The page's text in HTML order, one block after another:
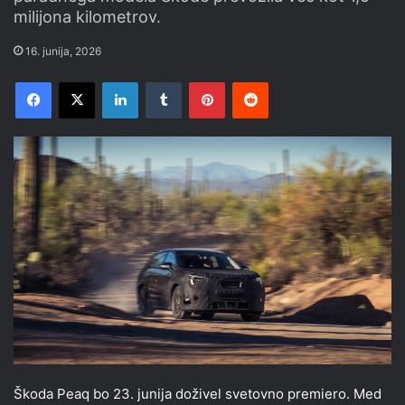
milijona kilometrov.
16. junija, 2026
Facebook
X LinkedInTumblr PinterestReddit
Škoda Peaq bo 23. junija doživel svetovno premiero. Med